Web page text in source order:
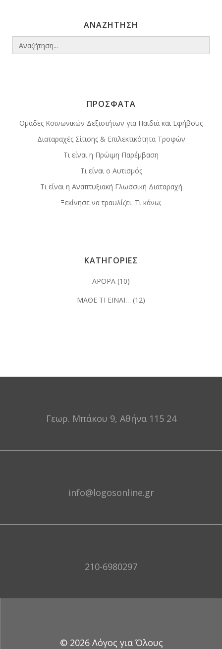
ΑΝΑΖΗΤΗΣΗ
Search
for:
ΠΡΟΣΦΑΤΑ
Ομάδες Κοινωνικών Δεξιοτήτων για Παιδιά και Εφήβους
Διαταραχές Σίτισης & Επιλεκτικότητα Τροφών
Τι είναι η Πρώιμη Παρέμβαση
Τι είναι ο Αυτισμός
Τι είναι η Αναπτυξιακή Γλωσσική Διαταραχή
Ξεκίνησε να τραυλίζει. Τι κάνω;
ΚΑΤΗΓΟΡΙΕΣ
ΑΡΘΡΑ (10)
ΜΑΘΕ ΤΙ ΕΙΝΑΙ… (12)
Γεωρ. Μπάκου 9, Αθήνα 115 24
info@logosonline.gr
210-6980297
© 2026 Λόγος για Όλους